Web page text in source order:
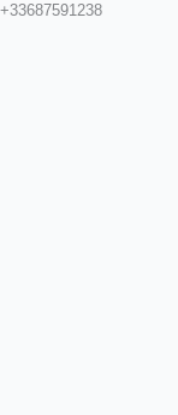
+33687591238